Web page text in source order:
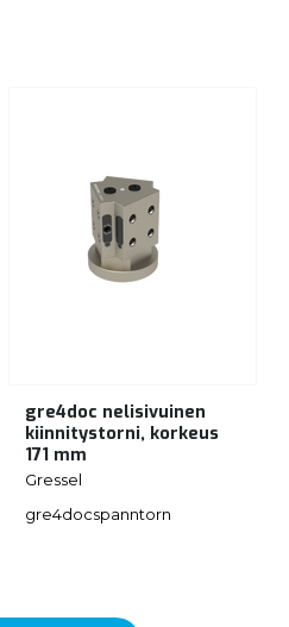
gre4doc nelisivuinen
kiinnitystorni, korkeus
171 mm
Gressel
gre4docspanntorn